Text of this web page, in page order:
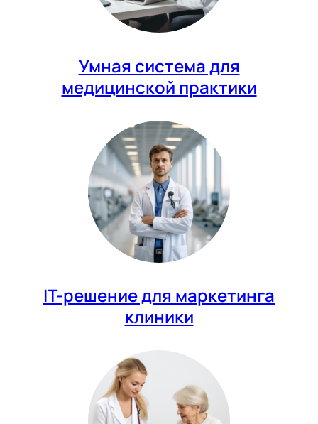
Умная система для
медицинской практики
IT-решение для маркетинга
клиники